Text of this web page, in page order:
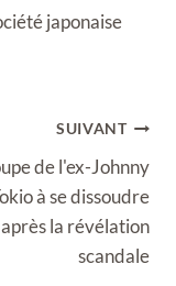
japonaise
SUIVANT
de l'ex-Johnny
à se dissoudre
après la révélation
scandale